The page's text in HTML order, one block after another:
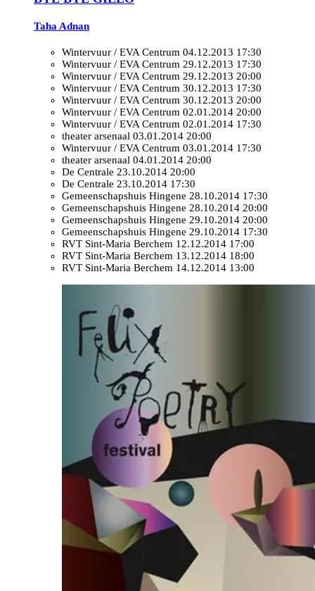
Taha Adnan
Wintervuur / EVA Centrum 04.12.2013 17:30
Wintervuur / EVA Centrum 29.12.2013 17:30
Wintervuur / EVA Centrum 29.12.2013 20:00
Wintervuur / EVA Centrum 30.12.2013 17:30
Wintervuur / EVA Centrum 30.12.2013 20:00
Wintervuur / EVA Centrum 02.01.2014 20:00
Wintervuur / EVA Centrum 02.01.2014 17:30
theater arsenaal 03.01.2014 20:00
Wintervuur / EVA Centrum 03.01.2014 17:30
theater arsenaal 04.01.2014 20:00
De Centrale 23.10.2014 20:00
De Centrale 23.10.2014 17:30
Gemeenschapshuis Hingene 28.10.2014 17:30
Gemeenschapshuis Hingene 28.10.2014 20:00
Gemeenschapshuis Hingene 29.10.2014 20:00
Gemeenschapshuis Hingene 29.10.2014 17:30
RVT Sint-Maria Berchem 12.12.2014 17:00
RVT Sint-Maria Berchem 13.12.2014 18:00
RVT Sint-Maria Berchem 14.12.2014 13:00